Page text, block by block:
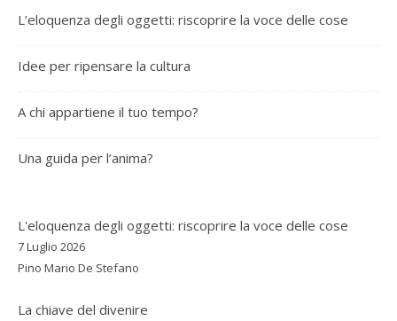
L’eloquenza degli oggetti: riscoprire la voce delle cose
Idee per ripensare la cultura
A chi appartiene il tuo tempo?
Una guida per l’anima?
L'eloquenza degli oggetti: riscoprire la voce delle cose
7 Luglio 2026
Pino Mario De Stefano
La chiave del divenire